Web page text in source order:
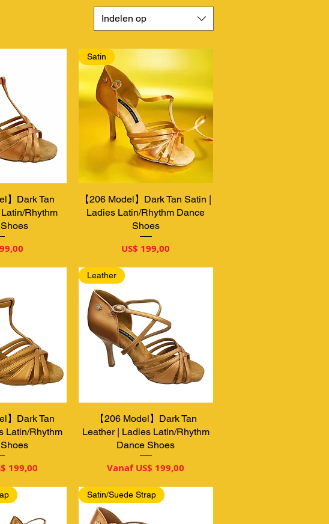
Indelen op
】Dark Tan
Rhythm
Snel overzicht
Satin
【206 Model】Dark Tan Satin |
Ladies Latin/Rhythm Dance
Shoes
Prijs
US$ 199,00
】Dark Tan
Latin/Rhythm
199,00
Snel overzicht
Leather
【206 Model】Dark Tan
Leather | Ladies Latin/Rhythm
Dance Shoes
VanafUS$ 199,00
Verkoopprijs
Satin/Suede Strap